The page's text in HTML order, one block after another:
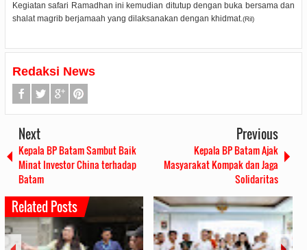
Kegiatan safari Ramadhan ini kemudian ditutup dengan buka bersama dan
shalat magrib berjamaah yang dilaksanakan dengan khidmat.(Ril)
Redaksi News
Next
Kepala BP Batam Sambut Baik
Minat Investor China terhadap
Batam
Previous
Kepala BP Batam Ajak
Masyarakat Kompak dan Jaga
Solidaritas
Related Posts